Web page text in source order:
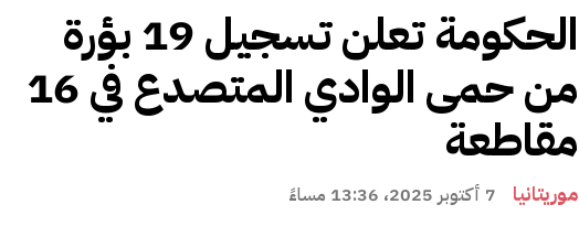
الحكومة تعلن تسجيل 19 بؤرة
من حمى الوادي المتصدع في 16
مقاطعة
موريتانيا 7 أكتوبر 2025، 13:36 مساءً